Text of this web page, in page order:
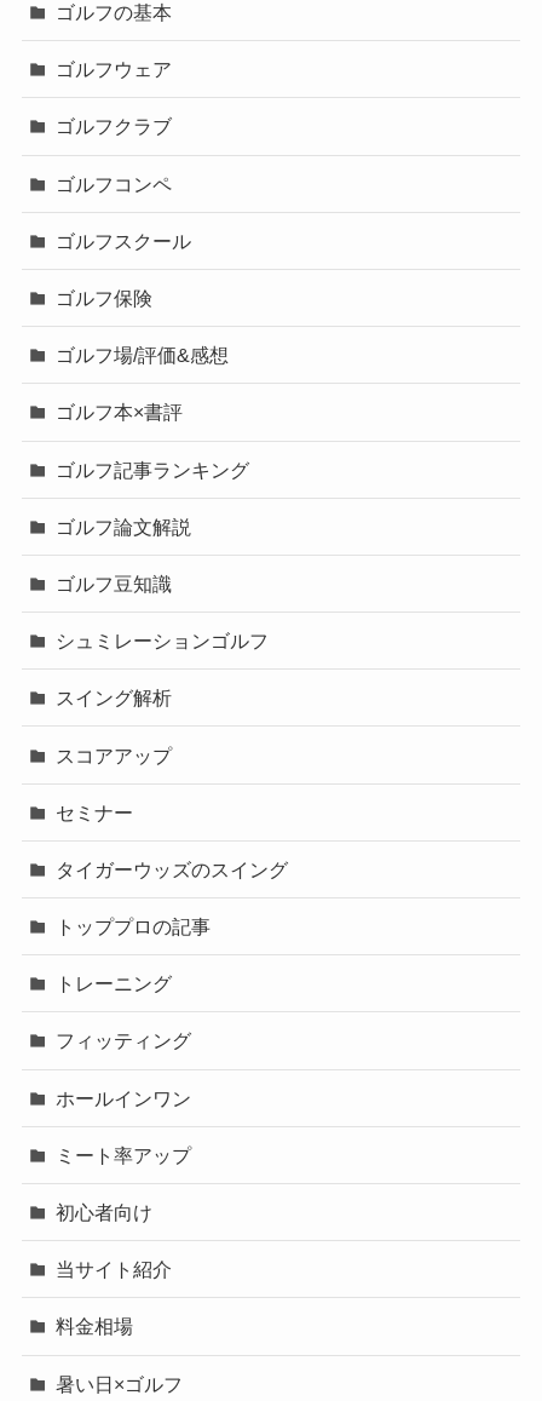
ゴルフの基本
ゴルフウェア
ゴルフクラブ
ゴルフコンペ
ゴルフスクール
ゴルフ保険
ゴルフ場/評価&感想
ゴルフ本×書評
ゴルフ記事ランキング
ゴルフ論文解説
ゴルフ豆知識
シュミレーションゴルフ
スイング解析
スコアアップ
セミナー
タイガーウッズのスイング
トッププロの記事
トレーニング
フィッティング
ホールインワン
ミート率アップ
初心者向け
当サイト紹介
料金相場
暑い日×ゴルフ